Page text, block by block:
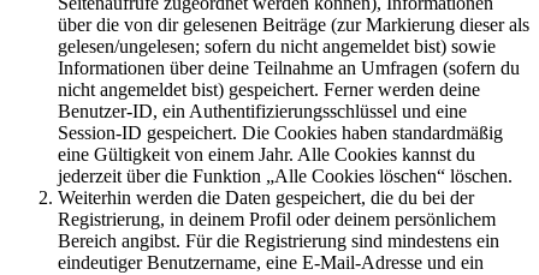
über die von dir gelesenen Beiträge (zur Markierung dieser als
gelesen/ungelesen; sofern du nicht angemeldet bist) sowie
Informationen über deine Teilnahme an Umfragen (sofern du
nicht angemeldet bist) gespeichert. Ferner werden deine
Benutzer-ID, ein Authentifizierungsschlüssel und eine
Session-ID gespeichert. Die Cookies haben standardmäßig
eine Gültigkeit von einem Jahr. Alle Cookies kannst du
jederzeit über die Funktion „Alle Cookies löschen“ löschen.
Weiterhin werden die Daten gespeichert, die du bei der
Registrierung, in deinem Profil oder deinem persönlichem
Bereich angibst. Für die Registrierung sind mindestens ein
eindeutiger Benutzername, eine E-Mail-Adresse und ein